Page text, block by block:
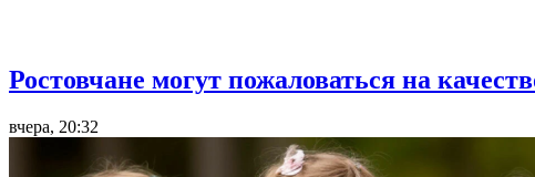
Ростовчане могут пожаловаться на
вчера, 20:32